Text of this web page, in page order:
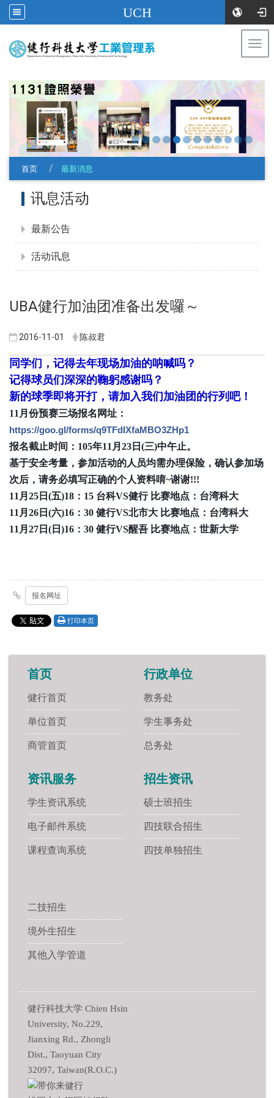
UCH
首页 最新消息
讯息活动
最新公告
活动讯息
UBA健行加油团准备出发囉～
2016-11-01 陈叔君
同学们，记得去年现场加油的呐喊吗？
记得球员们深深的鞠躬感谢吗？
新的球季即将开打，请加入我们加油团的行列吧！
11月份预赛三场报名网址：
https://goo.gl/forms/q9TFdIXfaMBO3ZHp1
报名截止时间：105年11月23日(三)中午止。
基于安全考量，参加活动的人员均需办理保险，确认参加场
次后，请务必填写正确的个人资料唷~谢谢!!!
11月25日(五)18：15 台科VS健行 比赛地点：台湾科大
11月26日(六)16：30 健行VS北市大 比赛地点：台湾科大
11月27日(日)16：30 健行VS醒吾 比赛地点：世新大学
报名网址
打印本页
首页
健行首页
单位首页
商管首页
行政单位
教务处
学生事务处
总务处
资讯服务
学生资讯系统
电子邮件系统
课程查询系统
招生资讯
硕士班招生
四技联合招生
四技单独招生
二技招生
境外生招生
其他入学管道
健行科技大学 Chien Hsin
University, No.229,
Jianxing Rd., Zhongli
Dist., Taoyuan City
32097, Taiwan(R.O.C.)